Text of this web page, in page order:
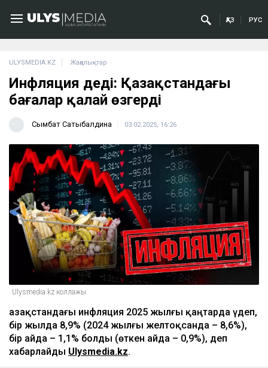
ҚАЗ РУС
ULYSMEDIA.KZ Жаңалықтар
Инфляция үдеді: Қазақстандағы
бағалар қалай өзгерді
Сымбат Сатыбалдина 03.02.2025, 16:26
Ulysmedia.kz коллажы
Қазақстандағы инфляция 2025 жылғы қаңтарда үдеп,
бір жылда 8,9% (2024 жылғы желтоқсанда – 8,6%),
бір айда – 1,1% болды (өткен айда – 0,9%), деп
хабарлайды Ulysmedia.kz.